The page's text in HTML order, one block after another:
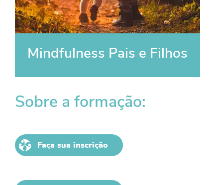
Mindfulness Pais e Filhos
Sobre a formação:
Faça sua inscrição